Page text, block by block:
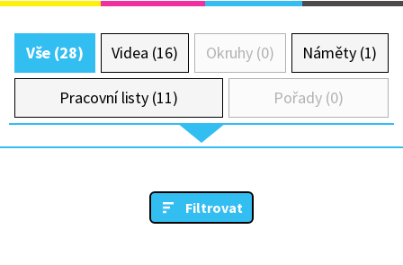
Vše (28) Videa (16) Okruhy (0) Náměty (1)
Pracovní listy (11) Pořady (0)
Filtrovat